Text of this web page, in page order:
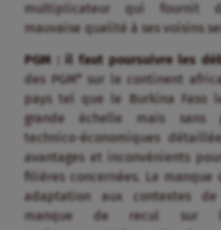
multiplicateur qui fournit
mauvaise qualité à ses voisins
PGM : il faut poursuivre les
des PGM* sur le continent
pays tel que le Burkina Faso
grande échelle mais sans
technico-économiques
avantages et inconvénients
filières concernées. Le manque
adaptation aux contextes
manque de recul sur